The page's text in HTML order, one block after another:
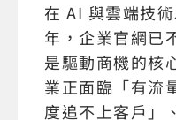
在 AI 與雲端技
年，企業官網已
是驅動商機的核
業正面臨「有流
度追不上客戶」